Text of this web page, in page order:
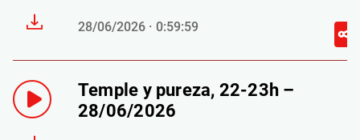
28/06/2026 · 0:59:59
Temple y pureza, 22-23h –
28/06/2026